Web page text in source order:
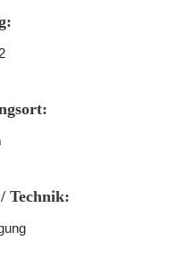
Technik: